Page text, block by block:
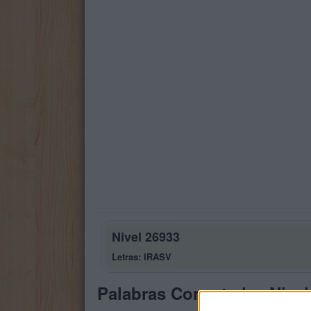
Nivel 26933
Letras: IRASV
Palabras Conectadas